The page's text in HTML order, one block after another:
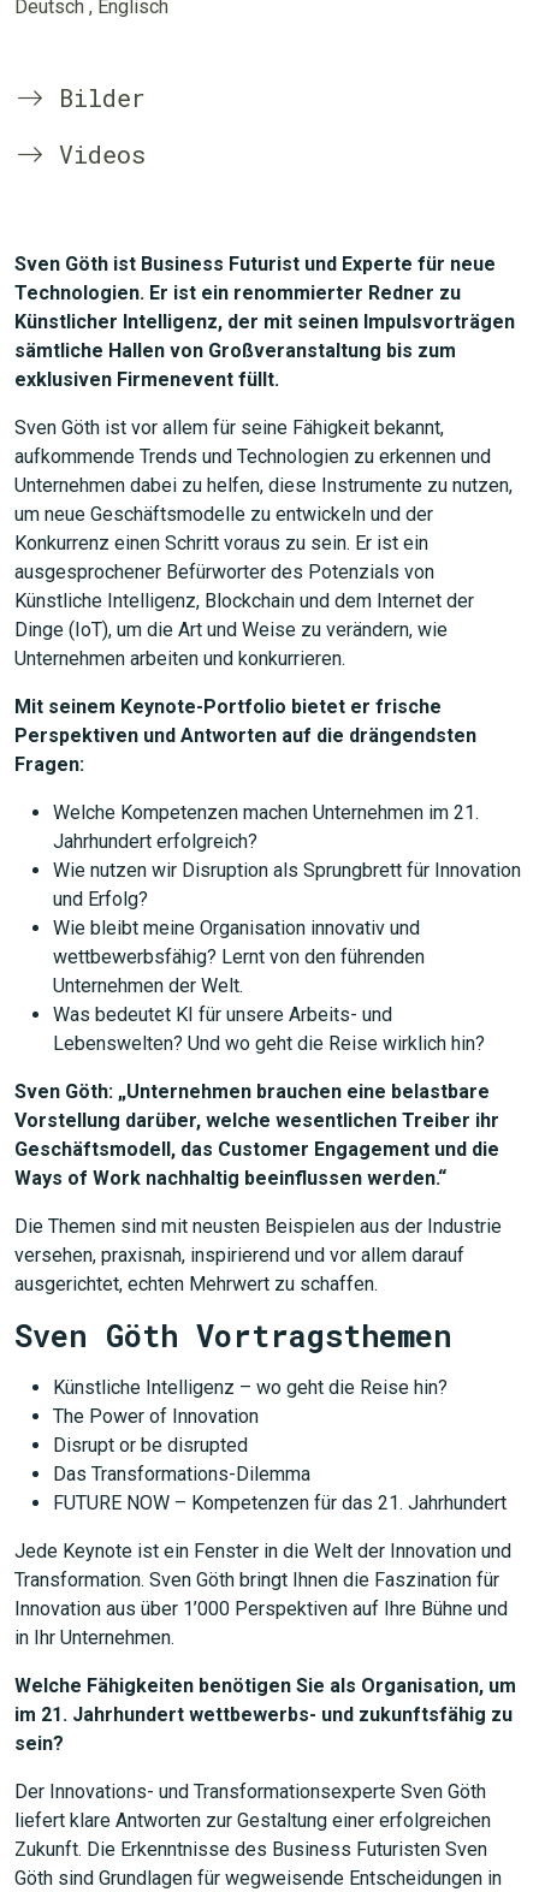
Deutsch , Englisch
Bilder
Videos
Sven Göth ist Business Futurist und Experte für neue
Technologien. Er ist ein renommierter Redner zu
Künstlicher Intelligenz, der mit seinen Impulsvorträgen
sämtliche Hallen von Großveranstaltung bis zum
exklusiven Firmenevent füllt.
Sven Göth ist vor allem für seine Fähigkeit bekannt,
aufkommende Trends und Technologien zu erkennen und
Unternehmen dabei zu helfen, diese Instrumente zu nutzen,
um neue Geschäftsmodelle zu entwickeln und der
Konkurrenz einen Schritt voraus zu sein. Er ist ein
ausgesprochener Befürworter des Potenzials von
Künstliche Intelligenz, Blockchain und dem Internet der
Dinge (IoT), um die Art und Weise zu verändern, wie
Unternehmen arbeiten und konkurrieren.
Mit seinem Keynote-Portfolio bietet er frische
Perspektiven und Antworten auf die drängendsten
Fragen:
Welche Kompetenzen machen Unternehmen im 21.
Jahrhundert erfolgreich?
Wie nutzen wir Disruption als Sprungbrett für Innovation
und Erfolg?
Wie bleibt meine Organisation innovativ und
wettbewerbsfähig? Lernt von den führenden
Unternehmen der Welt.
Was bedeutet KI für unsere Arbeits- und
Lebenswelten? Und wo geht die Reise wirklich hin?
Sven Göth: „Unternehmen brauchen eine belastbare
Vorstellung darüber, welche wesentlichen Treiber ihr
Geschäftsmodell, das Customer Engagement und die
Ways of Work nachhaltig beeinflussen werden.“
Die Themen sind mit neusten Beispielen aus der Industrie
versehen, praxisnah, inspirierend und vor allem darauf
ausgerichtet, echten Mehrwert zu schaffen.
Sven Göth Vortragsthemen
Künstliche Intelligenz – wo geht die Reise hin?
The Power of Innovation
Disrupt or be disrupted
Das Transformations-Dilemma
FUTURE NOW – Kompetenzen für das 21. Jahrhundert
Jede Keynote ist ein Fenster in die Welt der Innovation und
Transformation. Sven Göth bringt Ihnen die Faszination für
Innovation aus über 1’000 Perspektiven auf Ihre Bühne und
in Ihr Unternehmen.
Welche Fähigkeiten benötigen Sie als Organisation, um
im 21. Jahrhundert wettbewerbs- und zukunftsfähig zu
sein?
Der Innovations- und Transformationsexperte Sven Göth
liefert klare Antworten zur Gestaltung einer erfolgreichen
Zukunft. Die Erkenntnisse des Business Futuristen Sven
Göth sind Grundlagen für wegweisende Entscheidungen in